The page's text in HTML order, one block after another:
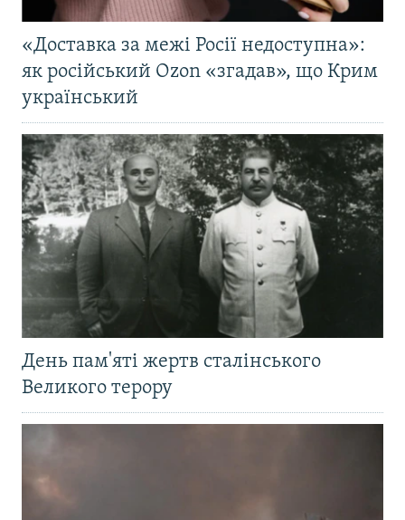
«Доставка за межі Росії недоступна»:
як російський Ozon «згадав», що Крим
український
День пам'яті жертв сталінського
Великого терору